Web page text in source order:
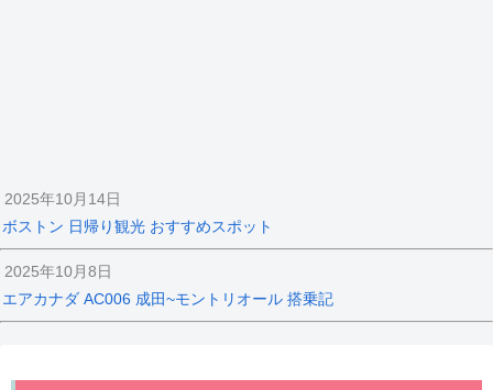
2025年10月14日
ボストン 日帰り観光 おすすめスポット
2025年10月8日
エアカナダ AC006 成田~モントリオール 搭乗記